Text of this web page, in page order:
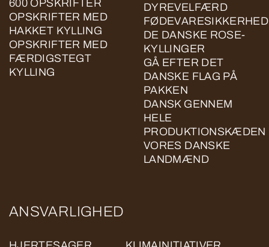
600 OPSKRIFTER
OPSKRIFTER MED
HAKKET KYLLING
OPSKRIFTER MED
FÆRDIGSTEGT
KYLLING
DYREVELFÆRD
FØDEVARESIKKERHED
DE DANSKE ROSE-
KYLLINGER
GÅ EFTER DET
DANSKE FLAG PÅ
PAKKEN
DANSK GENNEM
HELE
PRODUKTIONSKÆDEN
VORES DANSKE
LANDMÆND
ANSVARLIGHED